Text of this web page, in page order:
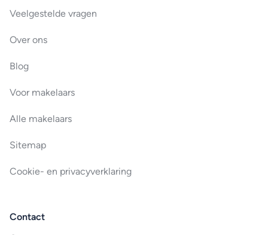
Veelgestelde vragen
Over ons
Blog
Voor makelaars
Alle makelaars
Sitemap
Cookie- en privacyverklaring
Contact